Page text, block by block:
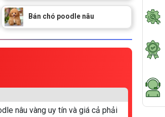
Bán chó poodle nâu
nâu vàng uy tín và giá cả phải